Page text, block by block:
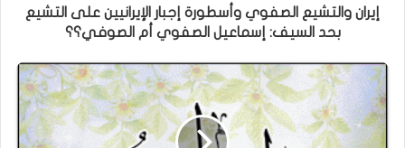
إيران والتشيع الصفوي وأسطورة إجبار الإيرانيين على التشيع
بحد السيف: إسماعيل الصفوي أم الصوفي؟؟